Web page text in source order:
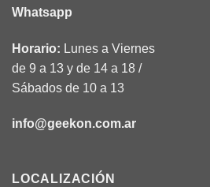
Whatsapp
Horario: Lunes a Viernes
de 9 a 13 y de 14 a 18 /
Sábados de 10 a 13
info@geekon.com.ar
LOCALIZACIÓN